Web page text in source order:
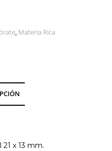
, Materia Rica
x 13 mm.